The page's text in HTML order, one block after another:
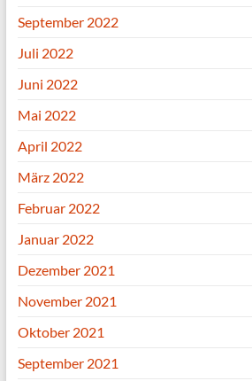
September 2022
Juli 2022
Juni 2022
Mai 2022
April 2022
März 2022
Februar 2022
Januar 2022
Dezember 2021
November 2021
Oktober 2021
September 2021